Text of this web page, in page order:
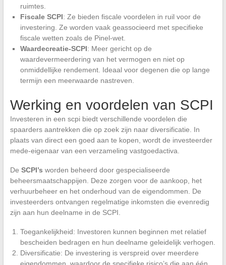
ruimtes.
Fiscale SCPI: Ze bieden fiscale voordelen in ruil voor de
investering. Ze worden vaak geassocieerd met specifieke
fiscale wetten zoals de Pinel-wet.
Waardecreatie-SCPI: Meer gericht op de
waardevermeerdering van het vermogen en niet op
onmiddellijke rendement. Ideaal voor degenen die op lange
termijn een meerwaarde nastreven.
Werking en voordelen van SCPI
Investeren in een scpi biedt verschillende voordelen die
spaarders aantrekken die op zoek zijn naar diversificatie. In
plaats van direct een goed aan te kopen, wordt de investeerder
mede-eigenaar van een verzameling vastgoedactiva.
De SCPI’s worden beheerd door gespecialiseerde
beheersmaatschappijen. Deze zorgen voor de aankoop, het
verhuurbeheer en het onderhoud van de eigendommen. De
investeerders ontvangen regelmatige inkomsten die evenredig
zijn aan hun deelname in de SCPI.
Toegankelijkheid: Investoren kunnen beginnen met relatief
bescheiden bedragen en hun deelname geleidelijk verhogen.
Diversificatie: De investering is verspreid over meerdere